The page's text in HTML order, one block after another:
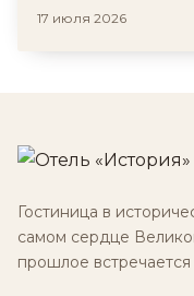
17 июля 2026
Гостиница в
самом сердце
прошлое